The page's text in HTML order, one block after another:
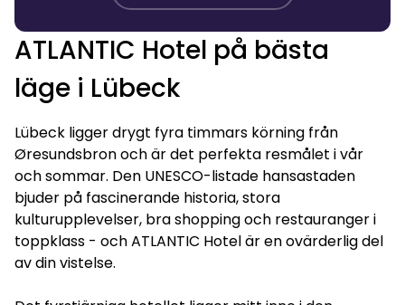
ATLANTIC Hotel på bästa
läge i Lübeck
Lübeck ligger drygt fyra timmars körning från
Øresundsbron och är det perfekta resmålet i vår
och sommar. Den UNESCO-listade hansastaden
bjuder på fascinerande historia, stora
kulturupplevelser, bra shopping och restauranger i
toppklass - och ATLANTIC Hotel är en ovärderlig del
av din vistelse.